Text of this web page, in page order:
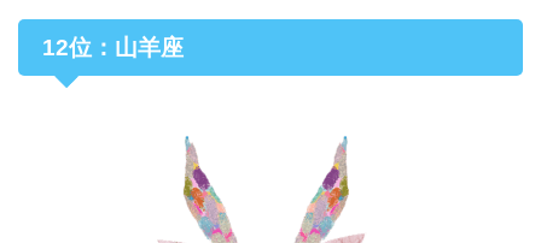
12位：山羊座